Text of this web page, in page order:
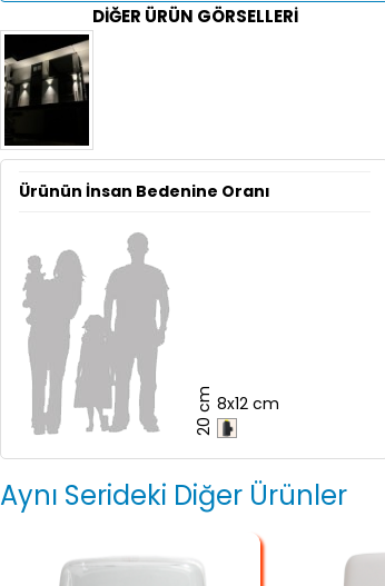
DIĞER ÜRÜN GÖRSELLERI
Ürünün İnsan Bedenine Oranı
8x12 cm
20 cm
Aynı Serideki Diğer Ürünler